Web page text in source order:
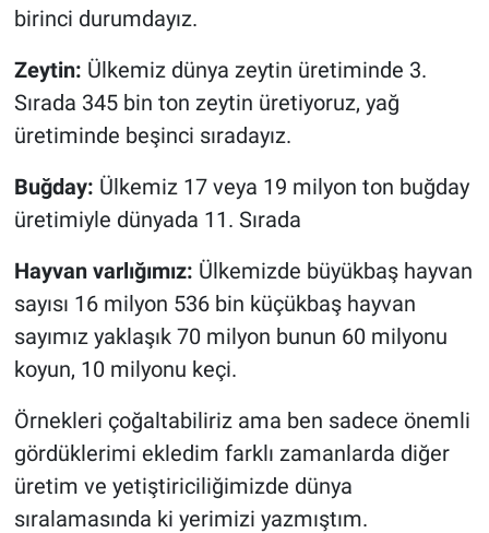
birinci durumdayız.
Zeytin: Ülkemiz dünya zeytin üretiminde 3.
Sırada 345 bin ton zeytin üretiyoruz, yağ
üretiminde beşinci sıradayız.
Buğday: Ülkemiz 17 veya 19 milyon ton buğday
üretimiyle dünyada 11. Sırada
Hayvan varlığımız: Ülkemizde büyükbaş hayvan
sayısı 16 milyon 536 bin küçükbaş hayvan
sayımız yaklaşık 70 milyon bunun 60 milyonu
koyun, 10 milyonu keçi.
Örnekleri çoğaltabiliriz ama ben sadece önemli
gördüklerimi ekledim farklı zamanlarda diğer
üretim ve yetiştiriciliğimizde dünya
sıralamasında ki yerimizi yazmıştım.